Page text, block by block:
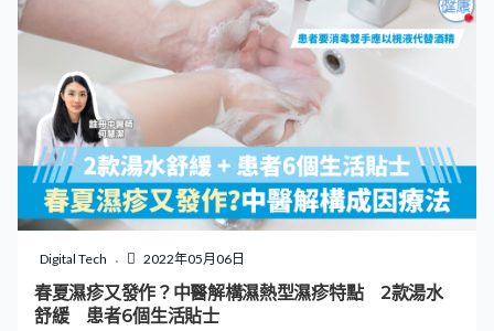
解釋濕疹的内外成因。在内而言，脾胃有運化作用，負責
把營養和津液帶到全身，對人體非常重要。如脾胃虛弱，
會使運化功能下降，令體內的濕氣難以排走，形成內濕。
另外，肺主皮毛，當身體出現肺虛情況，濕氣病邪會鬱阻
在皮膚，誘發濕疹。 外在成因 在外而言，香港氣候炎熱潮
濕，春夏季雨水多且濕氣重，令濕氣容易與人體内濕交
雜。當濕氣滯留於體內，再加上飲食不當，例如過量進食
生冷、燥熱、濕熱食物，濕疹便容易發作。另外，工作壓
力大、心情等都會導致肝氣不舒，引起易醒、失眠等問
題，使作息紊亂，加重身體負擔，有機會誘發濕疹。 濕疹
3大類型 在中醫角度，濕疹大致可分為以下3大類型，其主
要症狀及用藥也有分別： 1. 濕熱型（常見於急性濕疹） 症
Digital Tech 2022年05月06日
春夏濕疹又發作？中醫解構濕熱型濕疹特點 2款湯水
舒緩 患者6個生活貼士